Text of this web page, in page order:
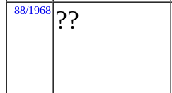
88/1968 ??